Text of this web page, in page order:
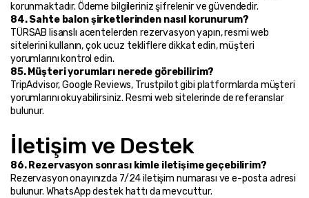
korunmaktadır. Ödeme bilgileriniz şifrelenir ve güvendedir.
84. Sahte balon şirketlerinden nasıl korunurum?
TÜRSAB lisanslı acentelerden rezervasyon yapın, resmi web
sitelerini kullanın, çok ucuz tekliflere dikkat edin, müşteri
yorumlarını kontrol edin.
85. Müşteri yorumları nerede görebilirim?
TripAdvisor, Google Reviews, Trustpilot gibi platformlarda müşteri
yorumlarını okuyabilirsiniz. Resmi web sitelerinde de referanslar
bulunur.
İletişim ve Destek
86. Rezervasyon sonrası kimle iletişime geçebilirim?
Rezervasyon onayınızda 7/24 iletişim numarası ve e-posta adresi
bulunur. WhatsApp destek hattı da mevcuttur.